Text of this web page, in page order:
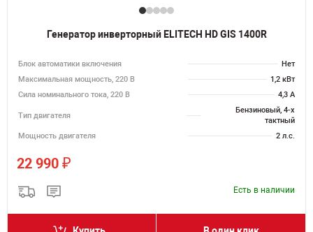
Генератор инверторный ELITECH HD GIS 1400R
Блок автоматики включения
Нет
Максимальная мощность, 220 В
1,2 кВт
Сила номинального тока, 220 В
4,3 А
Тип двигателя
Бензиновый, 4-х
тактный
Мощность двигателя
2 л.с.
22 990 ₽
Есть в наличии